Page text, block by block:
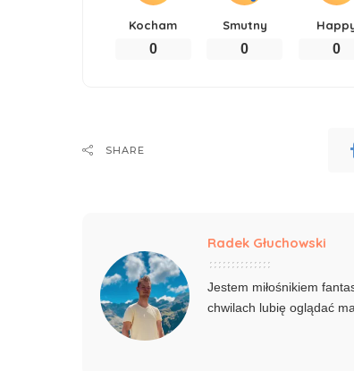
Kocham
0
Smutny
0 0
SHARE
Radek Głuchowski
Jestem miłośnikiem
chwilach lubię oglądać